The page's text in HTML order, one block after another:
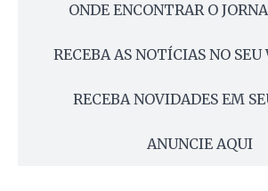
ONDE ENCONTRAR O
RECEBA AS NOTÍCIAS NO SEU
RECEBA NOVIDADES EM
ANUNCIE AQUI